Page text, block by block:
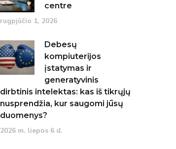
centre
rugpjūčio 1, 2026
Debesų
kompiuterijos
įstatymas ir
generatyvinis
dirbtinis intelektas: kas iš tikrųjų
nusprendžia, kur saugomi jūsų
duomenys?
2026 m. liepos 6 d.